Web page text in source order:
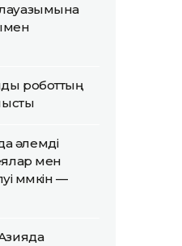
роботтың
әлемді
мен
мүмкін —